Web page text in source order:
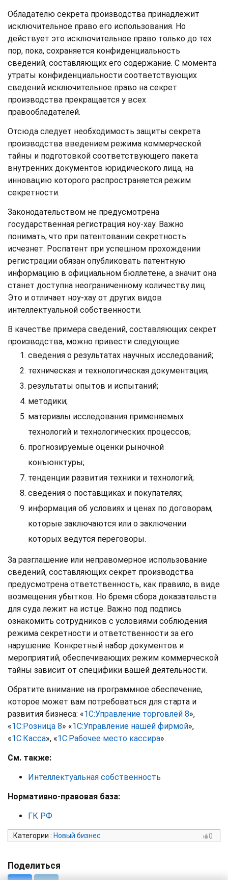
Обладателю секрета производства принадлежит
исключительное право его использования. Но
действует это исключительное право только до тех
пор, пока, сохраняется конфиденциальность
сведений, составляющих его содержание. С момента
утраты конфиденциальности соответствующих
сведений исключительное право на секрет
производства прекращается у всех
правообладателей.
Отсюда следует необходимость защиты секрета
производства введением режима коммерческой
тайны и подготовкой соответствующего пакета
внутренних документов юридического лица, на
инновацию которого распространяется режим
секретности.
Законодательством не предусмотрена
государственная регистрация ноу-хау. Важно
понимать, что при патентовании секретность
исчезнет. Роспатент при успешном прохождении
регистрации обязан опубликовать патентную
информацию в официальном бюллетене, а значит она
станет доступна неограниченному количеству лиц.
Это и отличает ноу-хау от других видов
интеллектуальной собственности.
В качестве примера сведений, составляющих секрет
производства, можно привести следующие:
сведения о результатах научных исследований;
техническая и технологическая документация;
результаты опытов и испытаний;
методики;
материалы исследования применяемых
технологий и технологических процессов;
прогнозируемые оценки рыночной
конъюнктуры;
тенденции развития техники и технологий;
сведения о поставщиках и покупателях;
информация об условиях и ценах по договорам,
которые заключаются или о заключении
которых ведутся переговоры.
За разглашение или неправомерное использование
сведений, составляющих секрет производства
предусмотрена ответственность, как правило, в виде
возмещения убытков. Но бремя сбора доказательств
для суда лежит на истце. Важно под подпись
ознакомить сотрудников с условиями соблюдения
режима секретности и ответственности за его
нарушение. Конкретный набор документов и
мероприятий, обеспечивающих режим коммерческой
тайны зависит от специфики вашей деятельности.
Обратите внимание на программное обеспечение,
которое может вам потребоваться для старта и
развития бизнеса: «1С:Управление торговлей 8»,
«1С:Розница 8» «1С:Управление нашей фирмой»,
«1С:Касса», «1С:Рабочее место кассира».
См. также:
Интеллектуальная собственность
Нормативно-правовая база:
ГК РФ
Категории : Новый бизнес 0
Поделиться